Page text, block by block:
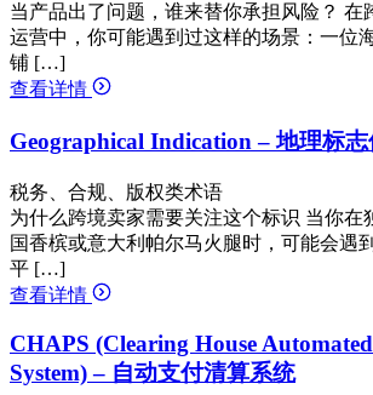
当产品出了问题，谁来替你承担风险？ 在
运营中，你可能遇到过这样的场景：一位
铺 […]
查看详情
Geographical Indication – 地理标
税务、合规、版权类术语
为什么跨境卖家需要关注这个标识 当你在
国香槟或意大利帕尔马火腿时，可能会遇
平 […]
查看详情
CHAPS (Clearing House
System) – 自动支付清算系统